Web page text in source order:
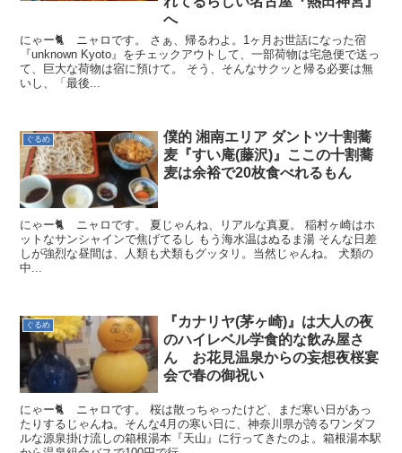
へ
にゃー🐈 ニャロです。 さぁ、帰るわよ。1ヶ月お世話になった宿
『unknown Kyoto』をチェックアウトして、一部荷物は宅急便で送っ
て、巨大な荷物は宿に預けて。 そう、そんなサクッと帰る必要は無
いし、「最後...
ぐるめ
僕的 湘南エリア ダントツ十割蕎
麦『すい庵(藤沢)』ここの十割蕎
麦は余裕で20枚食べれるもん
にゃー🐈 ニャロです。 夏じゃんね、リアルな真夏。 稲村ヶ崎はホ
ットなサンシャインで焦げてるし もう海水温はぬるま湯 そんな日差
しが強烈な昼間は、人類も犬類もグッタリ。当然じゃんね。 犬類の
中...
ぐるめ
『カナリヤ(茅ヶ崎)』は大人の夜
のハイレベル学食的な飲み屋さ
ん お花見温泉からの妄想夜桜宴
会で春の御祝い
にゃー🐈 ニャロです。 桜は散っちゃったけど、まだ寒い日があっ
たりするじゃんね。そんな4月の寒い日に、神奈川県が誇るワンダフ
ルな源泉掛け流しの箱根湯本『天山』に行ってきたのよ。箱根湯本駅